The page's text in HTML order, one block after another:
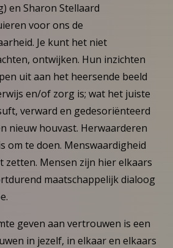
en Sharon Stellaard
voor ons de
Je kunt het niet
ontwijken. Hun inzichten
uit aan het heersende beeld
en/of zorg is; wat het juiste
verward en gedesoriënteerd
nieuw houvast. Herwaarderen
om te doen. Menswaardigheid
zetten. Mensen zijn hier elkaars
maatschappelijk dialoog
geven aan vertrouwen is een
in jezelf, in elkaar en elkaars